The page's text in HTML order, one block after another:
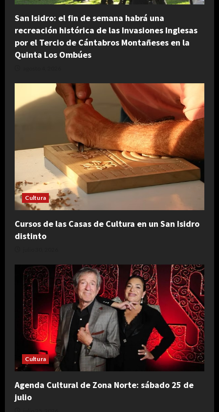
San Isidro: el fin de semana habrá una
recreación histórica de las Invasiones Inglesas
por el Tercio de Cántabros Montañeses en la
Quinta Los Ombúes
Cultura
Cursos de las Casas de Cultura en un San Isidro
distinto
Cultura
Agenda Cultural de Zona Norte: sábado 25 de
julio